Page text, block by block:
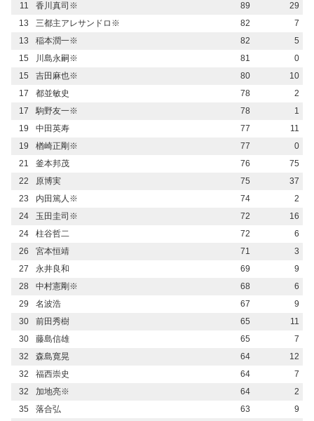
11
香川真司※ 89
29
13
三都主アレサンドロ※ 82
7
13
稲本潤一※ 82
5
15
川島永嗣※ 81
0
15
吉田麻也※ 80
10
17
都並敏史 78
2
17
駒野友一※ 78
1
19
中田英寿 77
11
19
楢崎正剛※ 77
0
21
釜本邦茂 76
75
22
原博実 75
37
23
内田篤人※ 74
2
24
玉田圭司※ 72
16
24
柱谷哲二 72
6
26
宮本恒靖 71
3
27
永井良和 69
9
28
中村憲剛※ 68
6
29
名波浩 67
9
30
前田秀樹 65
11
30
藤島信雄 65
7
32
森島寛晃 64
12
32
福西崇史 64
7
32
加地亮※ 64
2
35
落合弘 63
9